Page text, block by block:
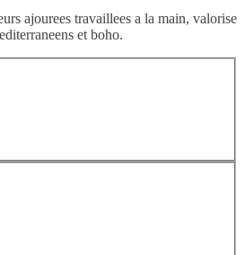
ajourees travaillees a la main, valorise
et boho.